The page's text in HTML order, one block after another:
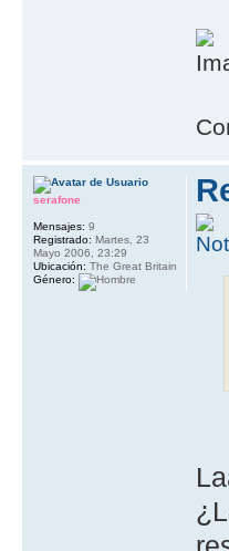
serafone
Mensajes: 9
Registrado: Martes, 23
Mayo 2006, 23:29
Ubicación: The Great Britain
Género: